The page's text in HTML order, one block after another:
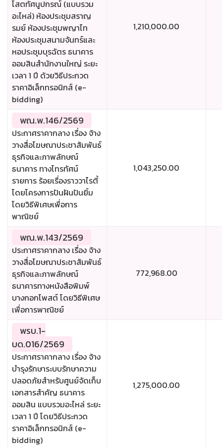
โสตทัศนูปกรณ์ (แบบรวม
อะไหล่) ห้องประชุมสราญ
รมย์ ห้องประชุมพญาไท
ห้องประชุมสนามจันทร์และ
หอประชุมบุรฉัตร ธนาคาร
ออมสินสำนักงานใหญ่ ระยะ
เวลา 1 ปี ด้วยวิธีประกวด
ราคาอิเล็กทรอนิกส์ (e-
bidding)
1,210,000.00
พณ.พ.146/2569
ประกาศราคากลาง เรื่อง จ้าง
วางสื่อโฆษณาประชาสัมพันธ์
ธุรกิจและภาพลักษณ์
ธนาคาร ทางโทรทัศน์
รายการ ร้อยเรื่องราววาไรตี้
โดยโครงการปันฝันปันยิ้ม
โดยวิธีพิเศษเพื่อการ
พาณิชย์
1,043,250.00
พณ.พ.143/2569
ประกาศราคากลาง เรื่อง จ้าง
วางสื่อโฆษณาประชาสัมพันธ์
ธุรกิจและภาพลักษณ์
ธนาคารทางหนังสือพิมพ์
บางกอกโพสต์ โดยวิธีพิเศษ
เพื่อการพาณิชย์
772,968.00
พรบ.1-
บด.016/2569
ประกาศราคากลาง เรื่อง จ้าง
บำรุงรักษาระบบรักษาความ
ปลอดภัยสำหรับศูนย์จัดเก็บ
เอกสารสำคัญ ธนาคาร
ออมสิน แบบรวมอะไหล่ ระยะ
เวลา 1 ปี โดยวิธีประกวด
ราคาอิเล็กทรอนิกส์ (e-
bidding)
1,275,000.00